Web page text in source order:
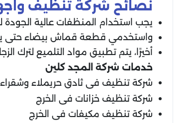
نصائح شركة تنظيف
يجب استخدام المنظفات عالية
واستخدمي قطعة قماش بيضاء حتى
أخيرًا، يتم تطبيق مواد التلميع لترك
خدمات شركة المجد كلين
شركة تنظيف فى ثادق حريملاء وشقراء
شركة تنظيف خزانات فى الخرج
شركة تنظيف مكيفات فى الخرج